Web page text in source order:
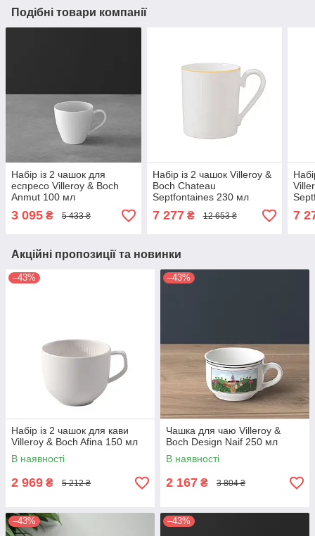
Подібні товари компанії
Набір із 2 чашок для
еспресо Villeroy & Boch
Anmut 100 мл
3 095 ₴ 5 433 ₴
Набір із 2 чашок Villeroy &
Boch Chateau
Septfontaines 230 мл
7 277₴ 12 653 ₴ 7
Акційні пропозиції та новинки
–43%
Набір із 2 чашок для кави
Villeroy & Boch Afina 150 мл
В наявності
2 969 ₴ 5 212 ₴
–43%
Чашка для чаю Villeroy &
Boch Design Naif 250 мл
В наявності
2 167 ₴ 3 804 ₴
–43% –43%